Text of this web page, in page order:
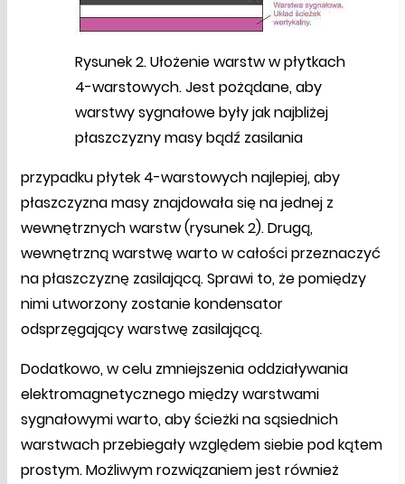
Rysunek 2. Ułożenie warstw w płytkach
4-warstowych. Jest pożądane, aby
warstwy sygnałowe były jak najbliżej
płaszczyzny masy bądź zasilania
przypadku płytek 4-warstowych najlepiej, aby
płaszczyzna masy znajdowała się na jednej z
wewnętrznych warstw (rysunek 2). Drugą,
wewnętrzną warstwę warto w całości przeznaczyć
na płaszczyznę zasilającą. Sprawi to, że pomiędzy
nimi utworzony zostanie kondensator
odsprzęgający warstwę zasilającą.
Dodatkowo, w celu zmniejszenia oddziaływania
elektromagnetycznego między warstwami
sygnałowymi warto, aby ścieżki na sąsiednich
warstwach przebiegały względem siebie pod kątem
prostym. Możliwym rozwiązaniem jest również